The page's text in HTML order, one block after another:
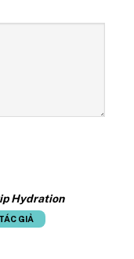
Hydration
GIẢ